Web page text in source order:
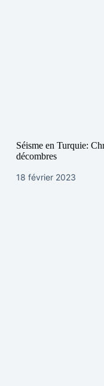
Séisme en Turquie:
décombres
18 février 2023